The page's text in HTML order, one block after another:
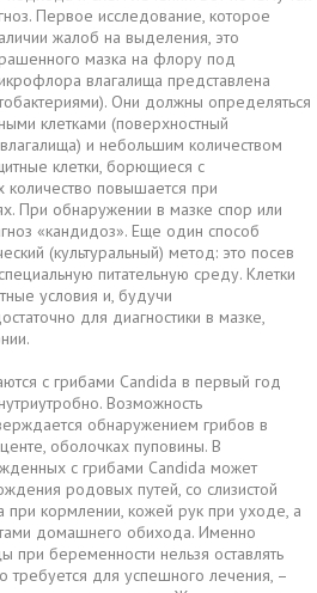
Первое исследование, которое
жалоб на выделения, это
мазка на флору под
влагалища представлена
Они должны определяться
клетками (поверхностный
и небольшим количеством
клетки, борющиеся с
повышается при
При обнаружении в мазке спор или
«кандидоз». Еще один способ
(культуральный) метод: это посев
питательную среду. Клетки
условия и, будучи
для диагностики в мазке,
с грибами Candida в первый год
Возможность
обнаружением грибов в
оболочках пуповины. В
с грибами Candida может
родовых путей, со слизистой
при кормлении, кожей рук при уходе, а
домашнего обихода. Именно
при беременности нельзя оставлять
требуется для успешного лечения, –